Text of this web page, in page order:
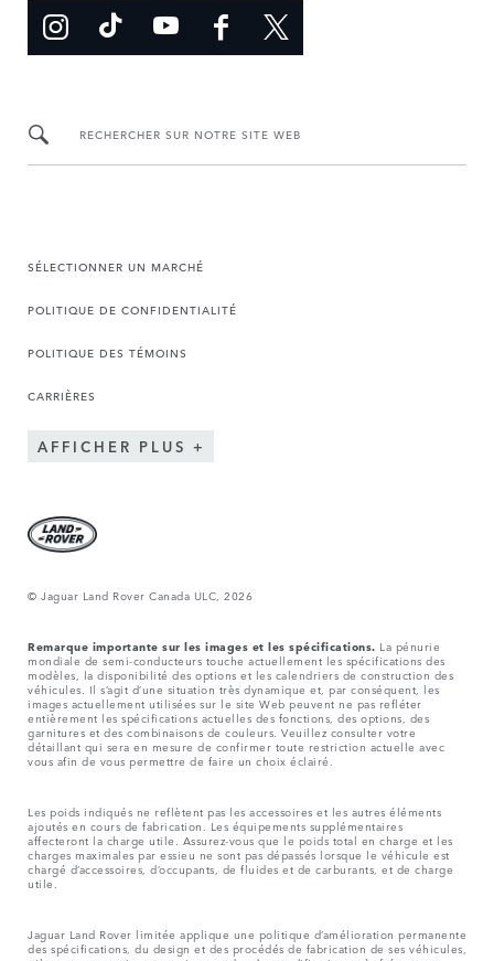
RECHERCHER SUR NOTRE SITE WEB
SÉLECTIONNER UN MARCHÉ
POLITIQUE DE CONFIDENTIALITÉ
POLITIQUE DES TÉMOINS
CARRIÈRES
AFFICHER PLUS
© Jaguar Land Rover Canada ULC, 2026
Remarque importante sur les images et les spécifications. La pénurie
mondiale de semi-conducteurs touche actuellement les spécifications des
modèles, la disponibilité des options et les calendriers de construction des
véhicules. Il s’agit d’une situation très dynamique et, par conséquent, les
images actuellement utilisées sur le site Web peuvent ne pas refléter
entièrement les spécifications actuelles des fonctions, des options, des
garnitures et des combinaisons de couleurs. Veuillez consulter votre
détaillant qui sera en mesure de confirmer toute restriction actuelle avec
vous afin de vous permettre de faire un choix éclairé.
Les poids indiqués ne reflètent pas les accessoires et les autres éléments
ajoutés en cours de fabrication. Les équipements supplémentaires
affecteront la charge utile. Assurez-vous que le poids total en charge et les
charges maximales par essieu ne sont pas dépassés lorsque le véhicule est
chargé d’accessoires, d’occupants, de fluides et de carburants, et de charge
utile.
Jaguar Land Rover limitée applique une politique d’amélioration permanente
des spécifications, du design et des procédés de fabrication de ses véhicules,